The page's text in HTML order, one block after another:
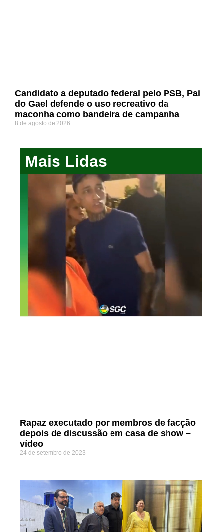
Candidato a deputado federal pelo PSB, Pai
do Gael defende o uso recreativo da
maconha como bandeira de campanha
8 de agosto de 2026
Mais Lidas
Rapaz executado por membros de facção
depois de discussão em casa de show –
vídeo
24 de setembro de 2023